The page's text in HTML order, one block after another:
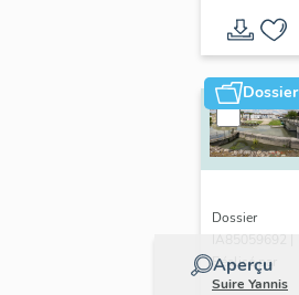
de Vix
(vestiges),
abside
Dossier
Aperçu
Dossier
IA85059692 |
Réalisé par
Suire Yannis